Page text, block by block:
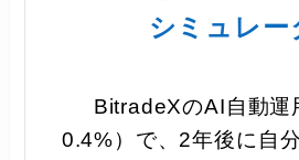
シミュレー
BitradeXのAI自動運
0.4%）で、2年後に自